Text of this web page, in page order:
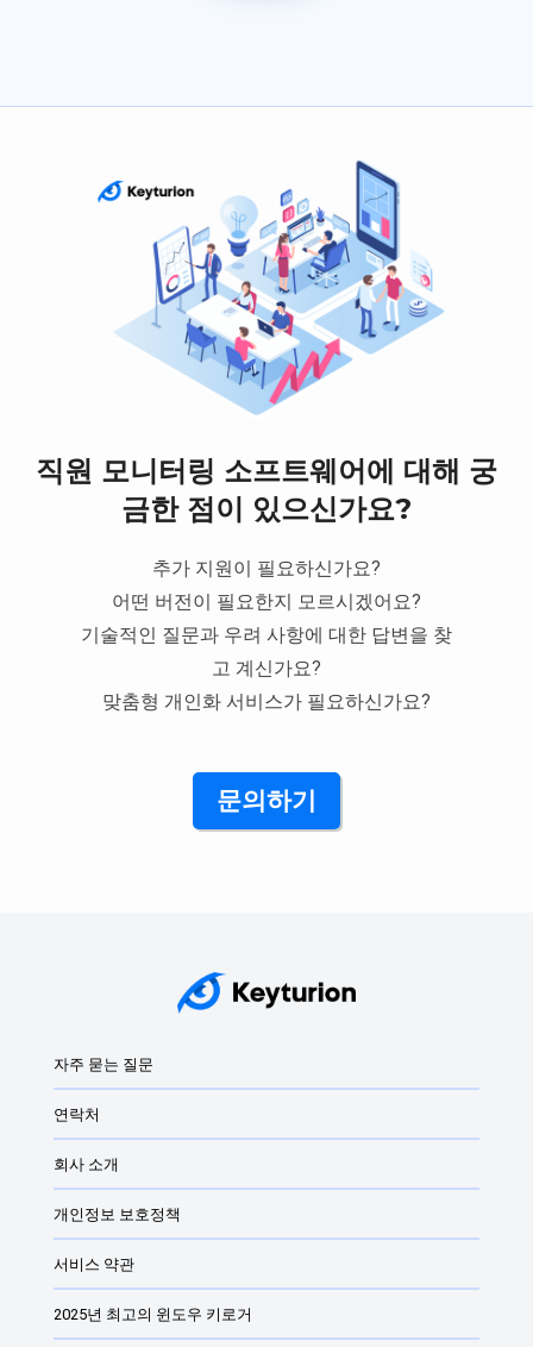
직원 모니터링 소프트웨어에 대해 궁
금한 점이 있으신가요?
추가 지원이 필요하신가요?
어떤 버전이 필요한지 모르시겠어요?
기술적인 질문과 우려 사항에 대한 답변을 찾
고 계신가요?
맞춤형 개인화 서비스가 필요하신가요?
문의하기
자주 묻는 질문
연락처
회사 소개
개인정보 보호정책
서비스 약관
2025년 최고의 윈도우 키로거